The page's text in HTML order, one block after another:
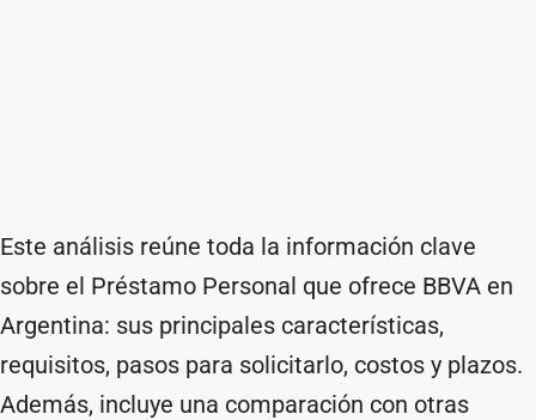
Este análisis reúne toda la información clave
sobre el Préstamo Personal que ofrece BBVA en
Argentina: sus principales características,
requisitos, pasos para solicitarlo, costos y plazos.
Además, incluye una comparación con otras